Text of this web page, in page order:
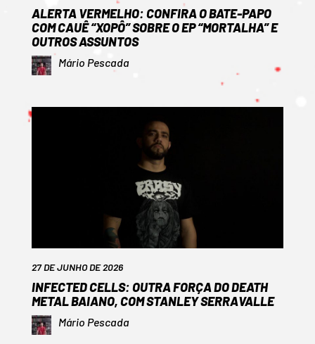
ALERTA VERMELHO: CONFIRA O BATE-PAPO
COM CAUÊ “XOPÔ” SOBRE O EP “MORTALHA” E
OUTROS ASSUNTOS
Mário Pescada
27 DE JUNHO DE 2026
INFECTED CELLS: OUTRA FORÇA DO DEATH
METAL BAIANO, COM STANLEY SERRAVALLE
Mário Pescada